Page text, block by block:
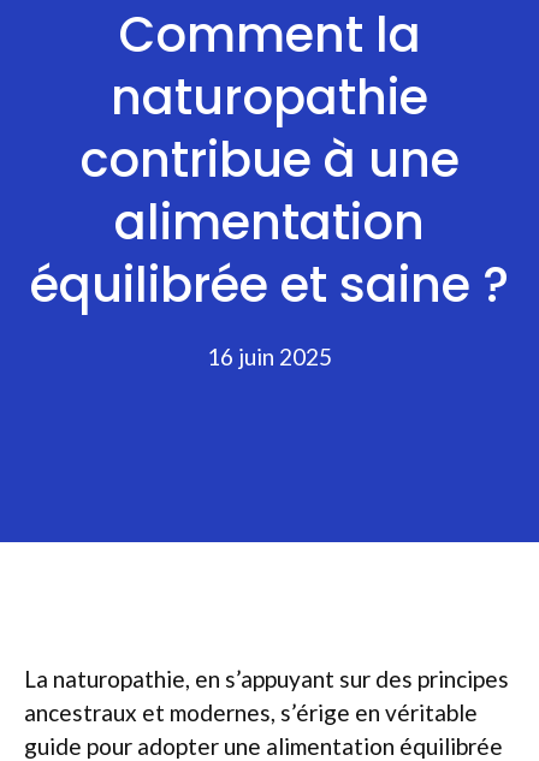
Comment la
naturopathie
contribue à une
alimentation
équilibrée et saine ?
16 juin 2025
La naturopathie, en s’appuyant sur des principes
ancestraux et modernes, s’érige en véritable
guide pour adopter une alimentation équilibrée